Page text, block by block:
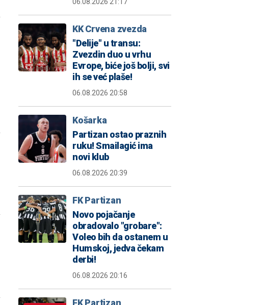
KK Crvena zvezda
"Delije" u transu:
Zvezdin duo u vrhu
Evrope, biće još bolji, svi
ih se već plaše!
06.08.2026 20:58
Košarka
Partizan ostao praznih
ruku! Smailagić ima
novi klub
06.08.2026 20:39
FK Partizan
Novo pojačanje
obradovalo "grobare":
Voleo bih da ostanem u
Humskoj, jedva čekam
derbi!
06.08.2026 20:16
FK Partizan